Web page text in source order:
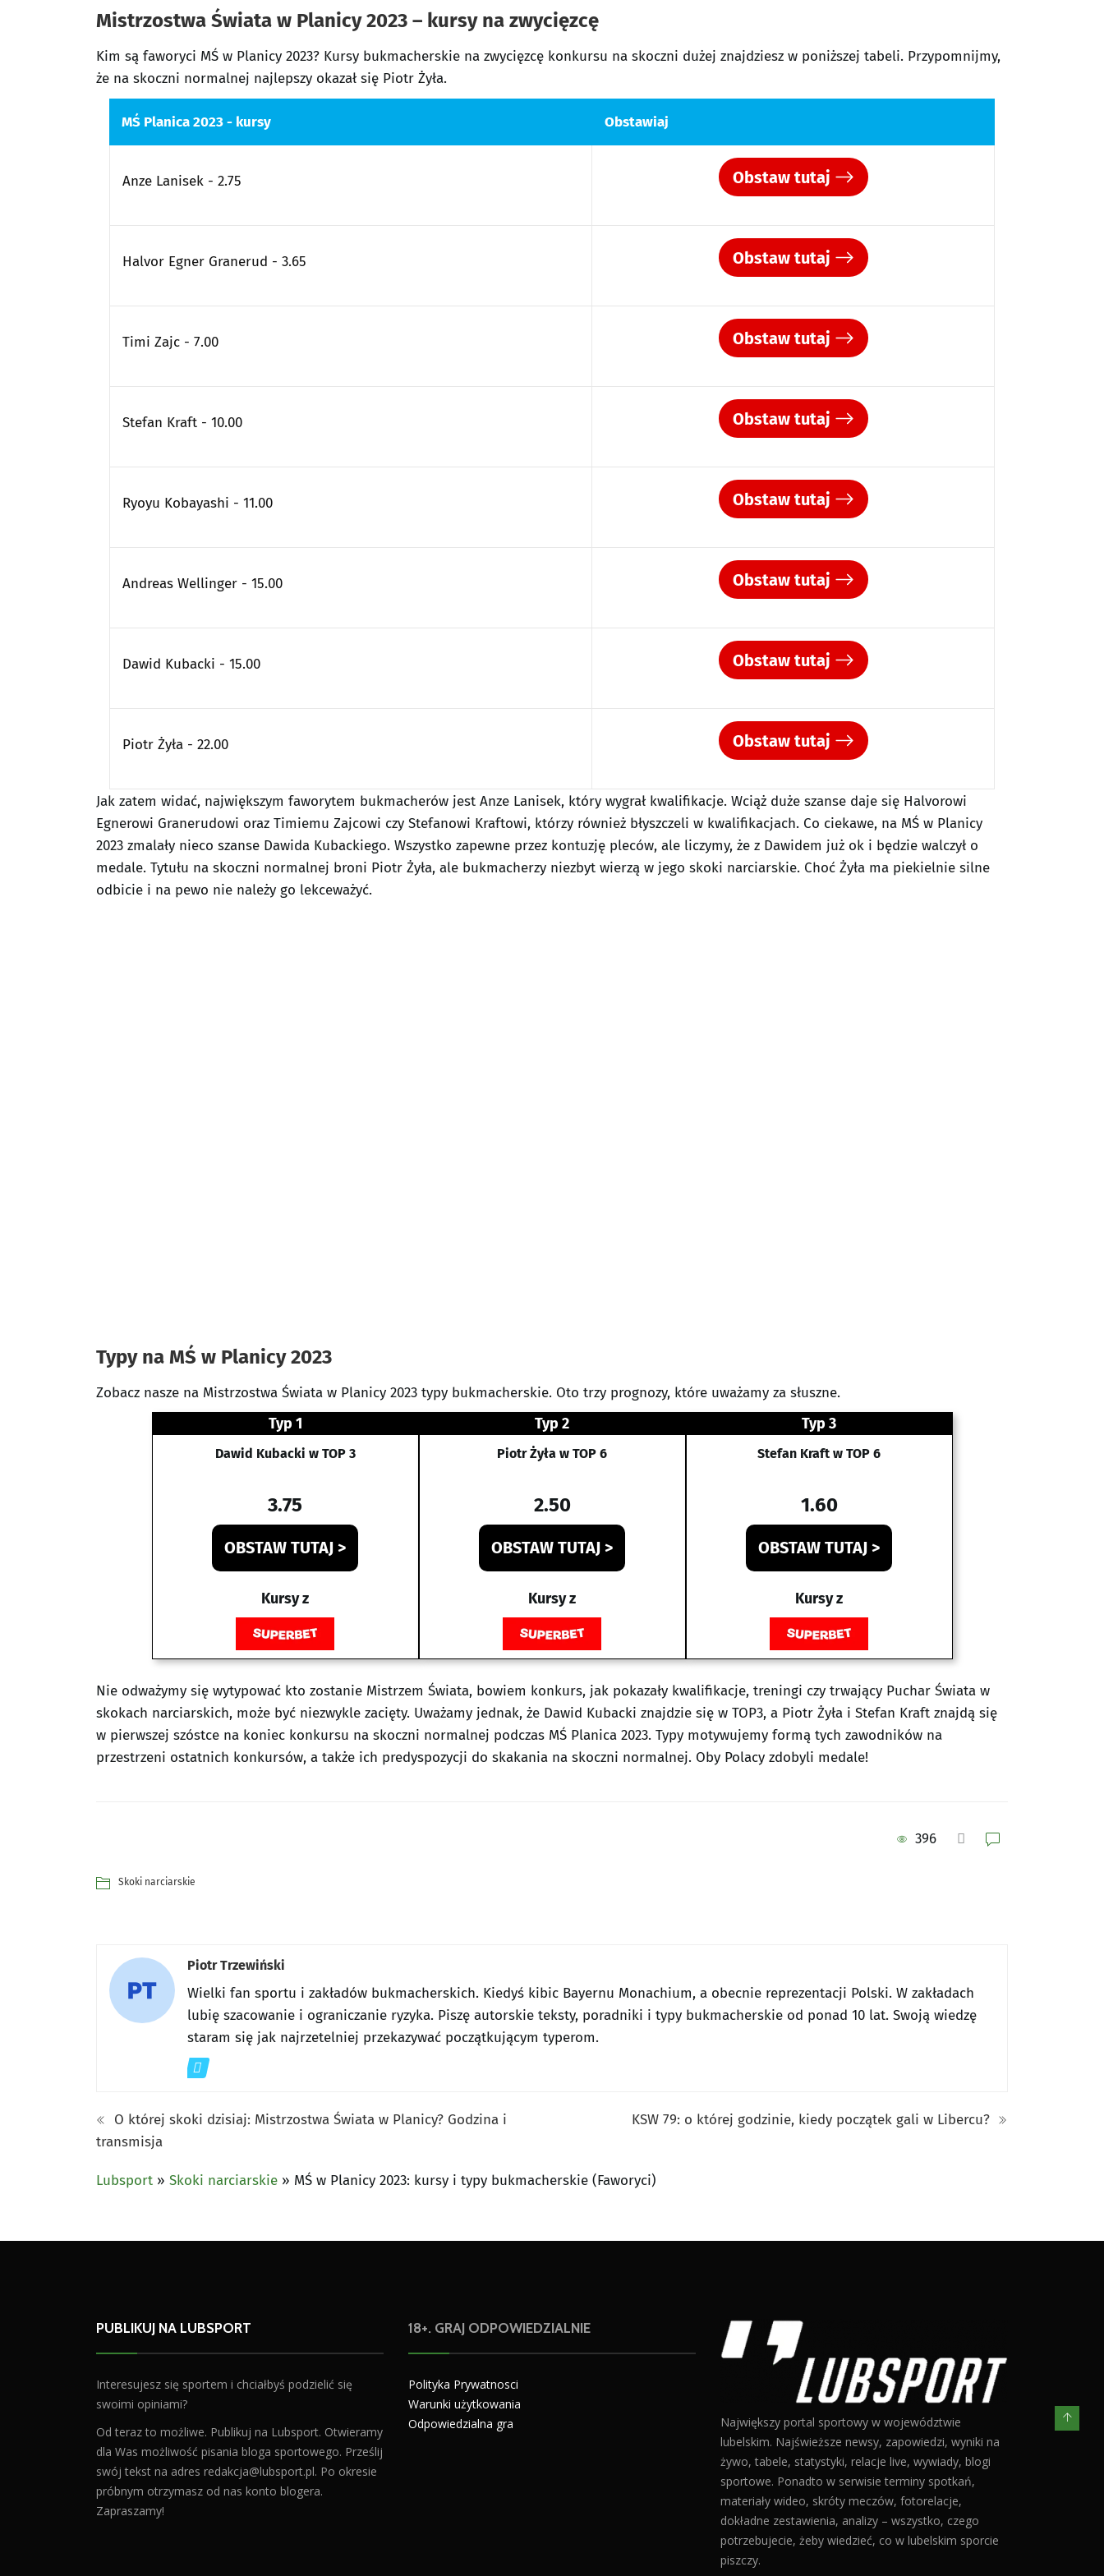
Mistrzostwa Świata w Planicy 2023 – kursy na zwycięzcę
Kim są faworyci MŚ w Planicy 2023? Kursy bukmacherskie na zwycięzcę konkursu na skoczni dużej znajdziesz w poniższej tabeli. Przypomnijmy,
że na skoczni normalnej najlepszy okazał się Piotr Żyła.
MŚ Planica 2023 - kursy Obstawiaj
Anze Lanisek - 2.75 Obstaw tutaj
Halvor Egner Granerud - 3.65 Obstaw tutaj
Timi Zajc - 7.00 Obstaw tutaj
Stefan Kraft - 10.00 Obstaw tutaj
Ryoyu Kobayashi - 11.00 Obstaw tutaj
Andreas Wellinger - 15.00 Obstaw tutaj
Dawid Kubacki - 15.00 Obstaw tutaj
Piotr Żyła - 22.00 Obstaw tutaj
Jak zatem widać, największym faworytem bukmacherów jest Anze Lanisek, który wygrał kwalifikacje. Wciąż duże szanse daje się Halvorowi
Egnerowi Granerudowi oraz Timiemu Zajcowi czy Stefanowi Kraftowi, którzy również błyszczeli w kwalifikacjach. Co ciekawe, na MŚ w Planicy
2023 zmalały nieco szanse Dawida Kubackiego. Wszystko zapewne przez kontuzję pleców, ale liczymy, że z Dawidem już ok i będzie walczył o
medale. Tytułu na skoczni normalnej broni Piotr Żyła, ale bukmacherzy niezbyt wierzą w jego skoki narciarskie. Choć Żyła ma piekielnie silne
odbicie i na pewo nie należy go lekceważyć.
Typy na MŚ w Planicy 2023
Zobacz nasze na Mistrzostwa Świata w Planicy 2023 typy bukmacherskie. Oto trzy prognozy, które uważamy za słuszne.
Typ 1
Dawid Kubacki w TOP 3
3.75
OBSTAW TUTAJ >
Kursy z
Typ 2
Piotr Żyła w TOP 6
2.50
OBSTAW TUTAJ >
Kursy z
Typ 3
Stefan Kraft w TOP 6
1.60
OBSTAW TUTAJ >
Kursy z
Nie odważymy się wytypować kto zostanie Mistrzem Świata, bowiem konkurs, jak pokazały kwalifikacje, treningi czy trwający Puchar Świata w
skokach narciarskich, może być niezwykle zacięty. Uważamy jednak, że Dawid Kubacki znajdzie się w TOP3, a Piotr Żyła i Stefan Kraft znajdą się
w pierwszej szóstce na koniec konkursu na skoczni normalnej podczas MŚ Planica 2023. Typy motywujemy formą tych zawodników na
przestrzeni ostatnich konkursów, a także ich predyspozycji do skakania na skoczni normalnej. Oby Polacy zdobyli medale!
396
Skoki narciarskie
Piotr Trzewiński
Wielki fan sportu i zakładów bukmacherskich. Kiedyś kibic Bayernu Monachium, a obecnie reprezentacji Polski. W zakładach
lubię szacowanie i ograniczanie ryzyka. Piszę autorskie teksty, poradniki i typy bukmacherskie od ponad 10 lat. Swoją wiedzę
staram się jak najrzetelniej przekazywać początkującym typerom.
O której skoki dzisiaj: Mistrzostwa Świata w Planicy? Godzina i
transmisja
KSW 79: o której godzinie, kiedy początek gali w Libercu?
Lubsport » Skoki narciarskie » MŚ w Planicy 2023: kursy i typy bukmacherskie (Faworyci)
PUBLIKUJ NA LUBSPORT
Interesujesz się sportem i chciałbyś podzielić się
swoimi opiniami?
Od teraz to możliwe. Publikuj na Lubsport. Otwieramy
dla Was możliwość pisania bloga sportowego. Prześlij
swój tekst na adres redakcja@lubsport.pl. Po okresie
próbnym otrzymasz od nas konto blogera.
Zapraszamy!
18+. GRAJ ODPOWIEDZIALNIE
Polityka Prywatnosci
Warunki użytkowania
Odpowiedzialna gra
Największy portal sportowy w województwie
lubelskim. Najświeższe newsy, zapowiedzi, wyniki na
żywo, tabele, statystyki, relacje live, wywiady, blogi
sportowe. Ponadto w serwisie terminy spotkań,
materiały wideo, skróty meczów, fotorelacje,
dokładne zestawienia, analizy – wszystko, czego
potrzebujecie, żeby wiedzieć, co w lubelskim sporcie
piszczy.